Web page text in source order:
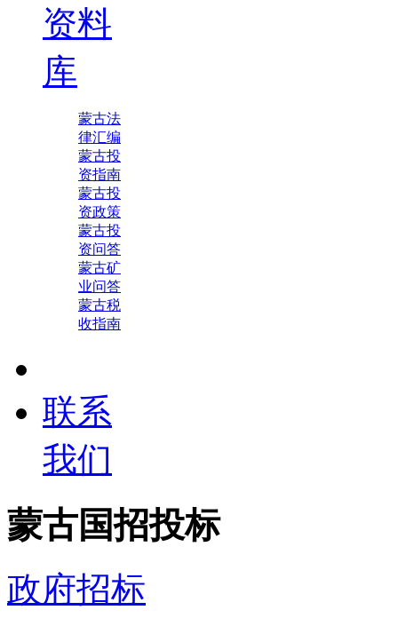
资料
库
蒙古法
律汇编
蒙古投
资指南
蒙古投
资政策
蒙古投
资问答
蒙古矿
业问答
蒙古税
收指南
联系
我们
蒙古国招投标
政府招标